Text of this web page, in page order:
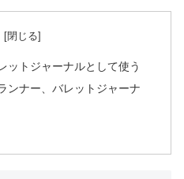
ットジャーナルとして使う
ンナー、バレットジャーナ